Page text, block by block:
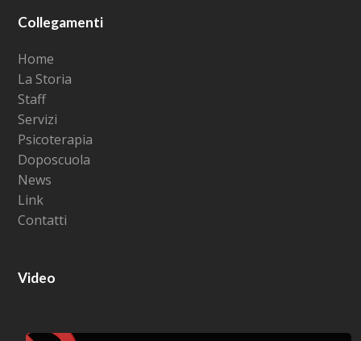
Collegamenti
Home
La Storia
Staff
Servizi
Psicoterapia
Doposcuola
News
Link
Contatti
Video